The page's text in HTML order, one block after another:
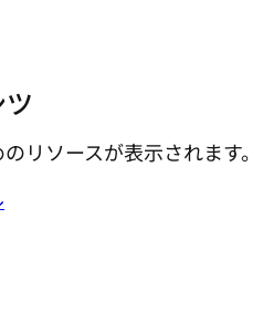
リソースが表示されます。